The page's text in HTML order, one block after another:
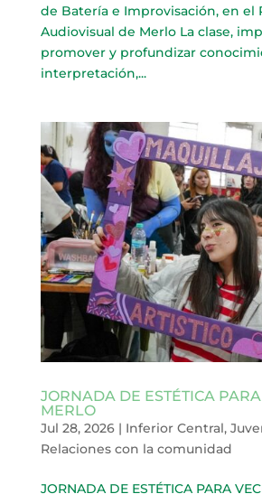
de Batería e Improvisación, en el
Audiovisual de Merlo La clase,
promover y profundizar
interpretación,...
JORNADA DE ESTÉTICA
MERLO
Jul 28, 2026| Inferior Central,
Relaciones con la comunidad
JORNADA DE ESTÉTICA PARA